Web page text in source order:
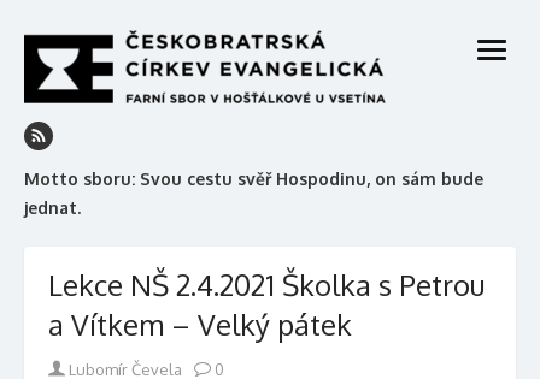
to
content
Motto sboru: Svou cestu svěř Hospodinu, on sám bude
jednat.
open
Lekce NŠ 2.4.2021 Školka s Petrou
a Vítkem – Velký pátek
Author
Lubomír Čevela 0